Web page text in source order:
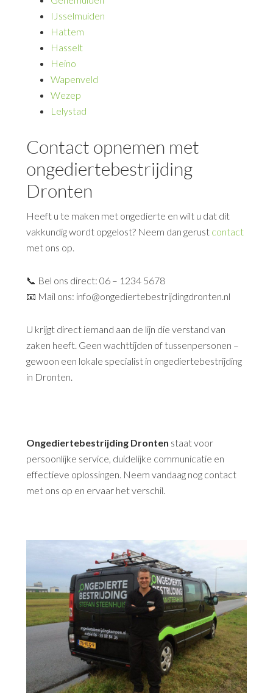
IJsselmuiden
Hattem
Hasselt
Heino
Wapenveld
Wezep
Lelystad
Contact opnemen met
ongediertebestrijding
Dronten
Heeft u te maken met ongedierte en wilt u dat dit
vakkundig wordt opgelost? Neem dan gerust contact
met ons op.
📞 Bel ons direct: 06 – 1234 5678
📧 Mail ons: info@ongediertebestrijdingdronten.nl
U krijgt direct iemand aan de lijn die verstand van
zaken heeft. Geen wachttijden of tussenpersonen –
gewoon een lokale specialist in ongediertebestrijding
in Dronten.
Ongediertebestrijding Dronten staat voor
persoonlijke service, duidelijke communicatie en
effectieve oplossingen. Neem vandaag nog contact
met ons op en ervaar het verschil.